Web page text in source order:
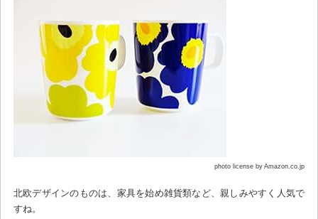
photo license by Amazon.co.jp
北欧デザインのものは、家具を始め雑貨類など、親しみやすく人気で
すね。